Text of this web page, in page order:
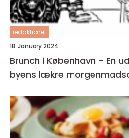
redaktionel
18. January 2024
Brunch i København - En
byens lækre